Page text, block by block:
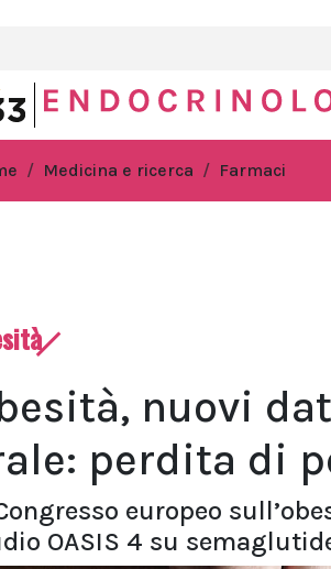
Medicina e ricerca Farmaci
nuovi
perdita di
europeo
OASIS 4 su